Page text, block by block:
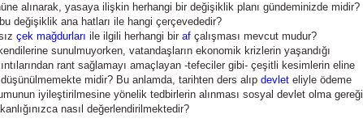
alınarak, yasaya ilişkin herhangi bir değişiklik planı gündeminizde midir?
değişiklik ana hatları ile hangi çerçevededir?
çek mağdurları ile ilgili herhangi bir af çalışması mevcut mudur?
sunulmuyorken, vatandaşların ekonomik krizlerin yaşandığı
rant sağlamayı amaçlayan -tefeciler gibi- çeşitli kesimlerin eline
midir? Bu anlamda, tarihten ders alıp devlet eliyle ödeme
iyileştirilmesine yönelik tedbirlerin alınması sosyal devlet olma gereği
nasıl değerlendirilmektedir?